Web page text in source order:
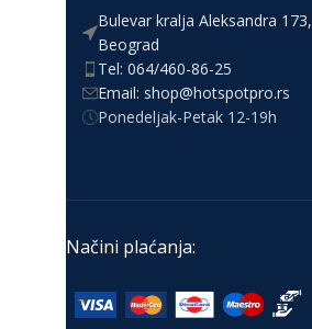
Bulevar kralja Aleksandra 173,
Beograd
Tel: 064/460-86-25
Email: shop@hotspotpro.rs
Ponedeljak-Petak 12-19h
Načini plaćanja: